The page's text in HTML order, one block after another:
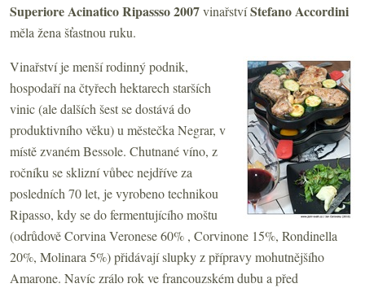
Superiore Acinatico Ripassso 2007vinařstvíStefano Accordini
měla žena šťastnou ruku.
Vinařství je menší rodinný podnik,
hospodaří na čtyřech hektarech starších
vinic (ale dalších šest se dostává do
produktivního věku) u městečka Negrar, v
místě zvaném Bessole. Chutnané víno, z
ročníku se sklizní vůbec nejdříve za
posledních 70 let, je vyrobeno technikou
Ripasso, kdy se do fermentujícího moštu
(odrůdově Corvina Veronese 60% , Corvinone 15%, Rondinella
20%, Molinara 5%) přidávají slupky z přípravy mohutnějšího
Amarone. Navíc zrálo rok ve francouzském dubu a před